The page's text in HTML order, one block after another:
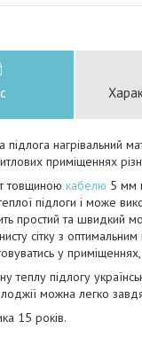
підлога нагрівальний
приміщеннях
товщиною кабелю 5 мм
підлоги і може
простий та швидкий
сітку з
у
теплу підлогу
лоджії можна легко
15 років.